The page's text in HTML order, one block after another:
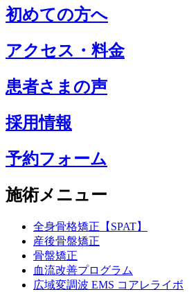
初めての方へ
アクセス・料金
患者さまの声
採用情報
予約フォーム
施術メニュー
全身骨格矯正【SPAT】
産後骨盤矯正
骨盤矯正
血流改善プログラム
広域変調波 EMS コアレライボ